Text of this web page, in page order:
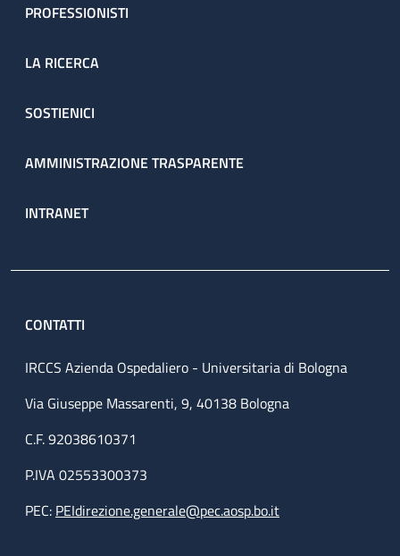
PROFESSIONISTI
LA RICERCA
SOSTIENICI
AMMINISTRAZIONE TRASPARENTE
INTRANET
CONTATTI
IRCCS Azienda Ospedaliero - Universitaria di Bologna
Via Giuseppe Massarenti, 9, 40138 Bologna
C.F. 92038610371
P.IVA 02553300373
PEC: PEIdirezione.generale@pec.aosp.bo.it